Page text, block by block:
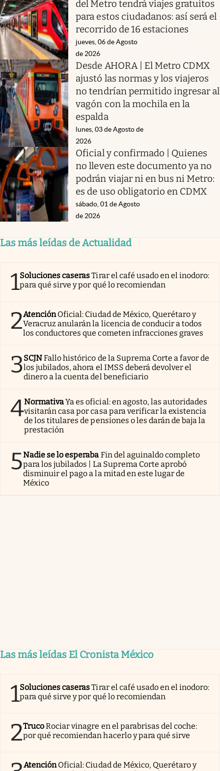
del Metro tendrá viajes gratuitos
para estos ciudadanos: así será el
recorrido de 16 estaciones
jueves, 06 de Agosto
de 2026
Desde AHORA | El Metro CDMX
ajustó las normas y los viajeros
no tendrían permitido ingresar al
vagón con la mochila en la
espalda
lunes, 03 de Agosto de
2026
Oficial y confirmado | Quienes
no lleven este documento ya no
podrán viajar ni en bus ni Metro:
es de uso obligatorio en CDMX
sábado, 01 de Agosto
de 2026
Las más leídas de Actualidad
1Soluciones caserasTirar el café usado en el inodoro:
para qué sirve y por qué lo recomiendan
2AtenciónOficial: Ciudad de México, Querétaro y
Veracruz anularán la licencia de conducir a todos
los conductores que cometen infracciones graves
3SCJNFallo histórico de la Suprema Corte a favor de
los jubilados, ahora el IMSS deberá devolver el
dinero a la cuenta del beneficiario
4NormativaYa es oficial: en agosto, las autoridades
visitarán casa por casa para verificar la existencia
de los titulares de pensiones o les darán de baja la
prestación
5Nadie se lo esperaba Fin del aguinaldo completo
para los jubilados | La Suprema Corte aprobó
disminuir el pago a la mitad en este lugar de
México
Las más leídas El Cronista México
1Soluciones caserasTirar el café usado en el inodoro:
para qué sirve y por qué lo recomiendan
2TrucoRociar vinagre en el parabrisas del coche:
por qué recomiendan hacerlo y para qué sirve
AtenciónOficial: Ciudad de México, Querétaro y